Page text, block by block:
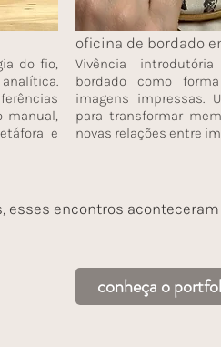
esses encontros
do fio,
manual,
e
oficina de bordado
Vivência
bordado como
imagens impressas.
para transformar
novas relações entre
conheça o